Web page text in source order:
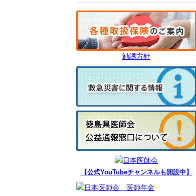
勧誘方針
【公式YouTubeチャンネルも開設中】